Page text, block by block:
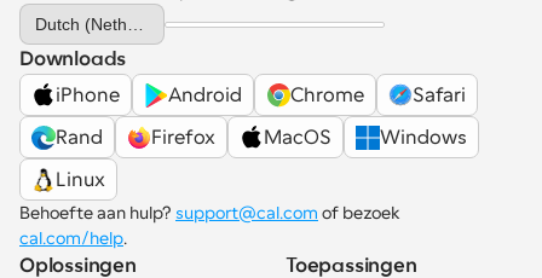
Select Language
Downloads
iPhone
Android Chrome
Safari
Rand
Firefox MacOS
Windows
Linux
Behoefte aan hulp? support@cal.com
cal.com/help.
Oplossingen
Toepassingen